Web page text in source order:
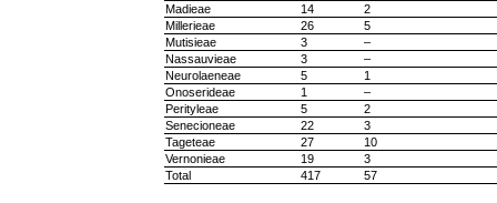
Madieae
14
2
Millerieae
26
5
Mutisieae
3
–
Nassauvieae
3
–
Neurolaeneae
5
1
Onoserideae
1
–
Perityleae
5
2
Senecioneae
22
3
Tageteae
27
10
Vernonieae
19
3
Total
417 57